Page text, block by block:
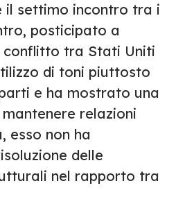
il settimo incontro tra i
posticipato a
conflitto tra Stati Uniti
di toni piuttosto
e ha mostrato una
relazioni
esso non ha
delle
nel rapporto tra